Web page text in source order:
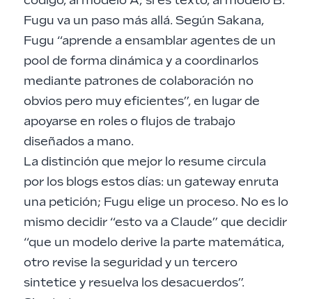
Fugu va un paso más allá. Según Sakana,
Fugu “aprende a ensamblar agentes de un
pool de forma dinámica y a coordinarlos
mediante patrones de colaboración no
obvios pero muy eficientes”, en lugar de
apoyarse en roles o flujos de trabajo
diseñados a mano.
La distinción que mejor lo resume circula
por los blogs estos días: un gateway enruta
una petición; Fugu elige un proceso. No es lo
mismo decidir “esto va a Claude” que decidir
“que un modelo derive la parte matemática,
otro revise la seguridad y un tercero
sintetice y resuelva los desacuerdos”.